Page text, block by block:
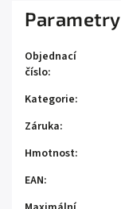
Parametry
Objednací
číslo:
Kategorie:
Záruka:
Hmotnost:
EAN: